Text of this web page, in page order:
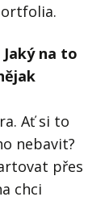
na to
Ať si to
nebavit?
přes
chci